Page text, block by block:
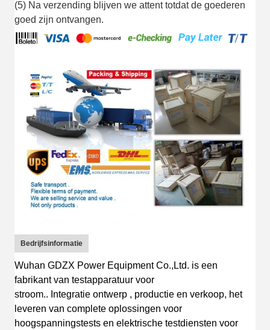
(5) Na verzending blijven we attent totdat de goederen
goed zijn ontvangen.
Bedrijfsinformatie
Wuhan GDZX Power Equipment Co.,Ltd. is een
fabrikant van testapparatuur voor
stroom.. ntegratie ontwerp , productie en verkoop, het
leveren van complete oplossingen voor
hoogspanningstests en elektrische testdiensten voor